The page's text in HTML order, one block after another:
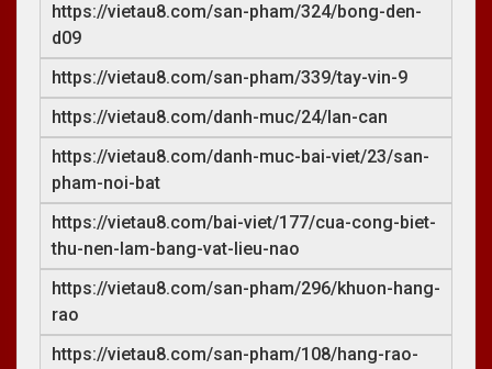
https://vietau8.com/san-pham/324/bong-den-
d09
https://vietau8.com/san-pham/339/tay-vin-9
https://vietau8.com/danh-muc/24/lan-can
https://vietau8.com/danh-muc-bai-viet/23/san-
pham-noi-bat
https://vietau8.com/bai-viet/177/cua-cong-biet-
thu-nen-lam-bang-vat-lieu-nao
https://vietau8.com/san-pham/296/khuon-hang-
rao
https://vietau8.com/san-pham/108/hang-rao-